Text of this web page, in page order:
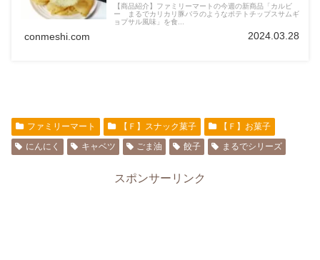
【商品紹介】ファミリーマートの今週の新商品「カルビ
ー まるでカリカリ豚バラのようなポテトチップスサムギ
ョプサル風味」を食...
conmeshi.com 2024.03.28
ファミリーマート 【Ｆ】スナック菓子
【Ｆ】お菓子
にんにく
キャベツ ごま油 餃子 まるでシリーズ
スポンサーリンク